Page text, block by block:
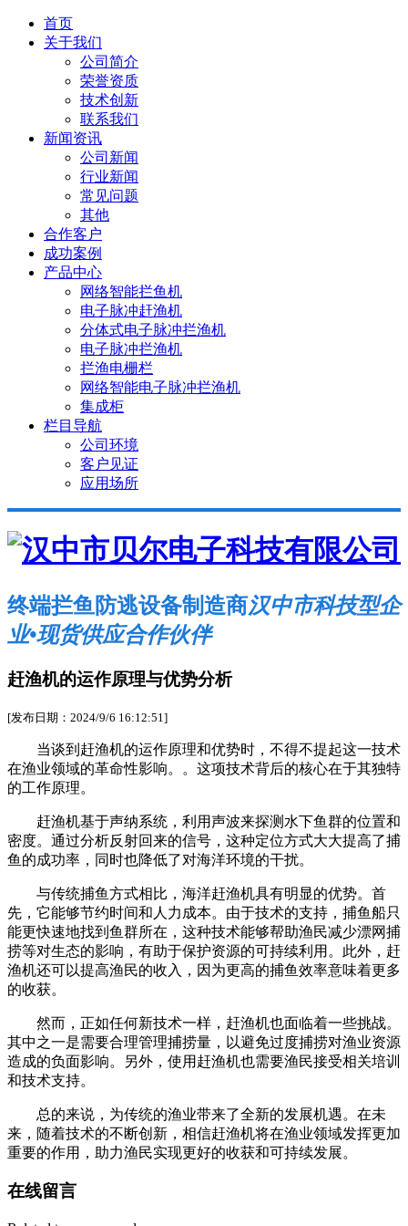
首页
关于我们
公司简介
荣誉资质
技术创新
联系我们
新闻资讯
公司新闻
行业新闻
常见问题
其他
合作客户
成功案例
产品中心
网络智能拦鱼机
电子脉冲赶渔机
分体式电子脉冲拦渔机
电子脉冲拦渔机
拦渔电栅栏
网络智能电子脉冲拦渔机
集成柜
栏目导航
公司环境
客户见证
应用场所
终端拦鱼防逃设备制造商汉中市科技型企
业•现货供应合作伙伴
赶渔机的运作原理与优势分析
[发布日期：2024/9/6 16:12:51]
当谈到赶渔机的运作原理和优势时，不得不提起这一技术
在渔业领域的革命性影响。。这项技术背后的核心在于其独特
的工作原理。
赶渔机基于声纳系统，利用声波来探测水下鱼群的位置和
密度。通过分析反射回来的信号，这种定位方式大大提高了捕
鱼的成功率，同时也降低了对海洋环境的干扰。
与传统捕鱼方式相比，海洋赶渔机具有明显的优势。首
先，它能够节约时间和人力成本。由于技术的支持，捕鱼船只
能更快速地找到鱼群所在，这种技术能够帮助渔民减少漂网捕
捞等对生态的影响，有助于保护资源的可持续利用。此外，赶
渔机还可以提高渔民的收入，因为更高的捕鱼效率意味着更多
的收获。
然而，正如任何新技术一样，赶渔机也面临着一些挑战。
其中之一是需要合理管理捕捞量，以避免过度捕捞对渔业资源
造成的负面影响。另外，使用赶渔机也需要渔民接受相关培训
和技术支持。
总的来说，为传统的渔业带来了全新的发展机遇。在未
来，随着技术的不断创新，相信赶渔机将在渔业领域发挥更加
重要的作用，助力渔民实现更好的收获和可持续发展。
在线留言